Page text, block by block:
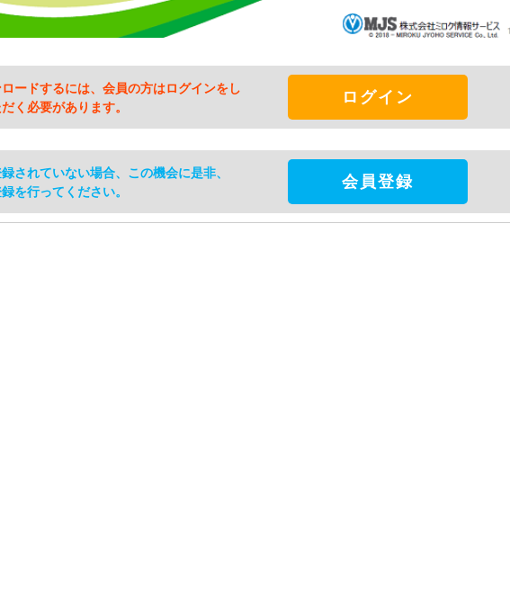
ードするには、会員の方はログインをし
く必要があります。
ログイン
されていない場合、この機会に是非、
を行ってください。
会員登録